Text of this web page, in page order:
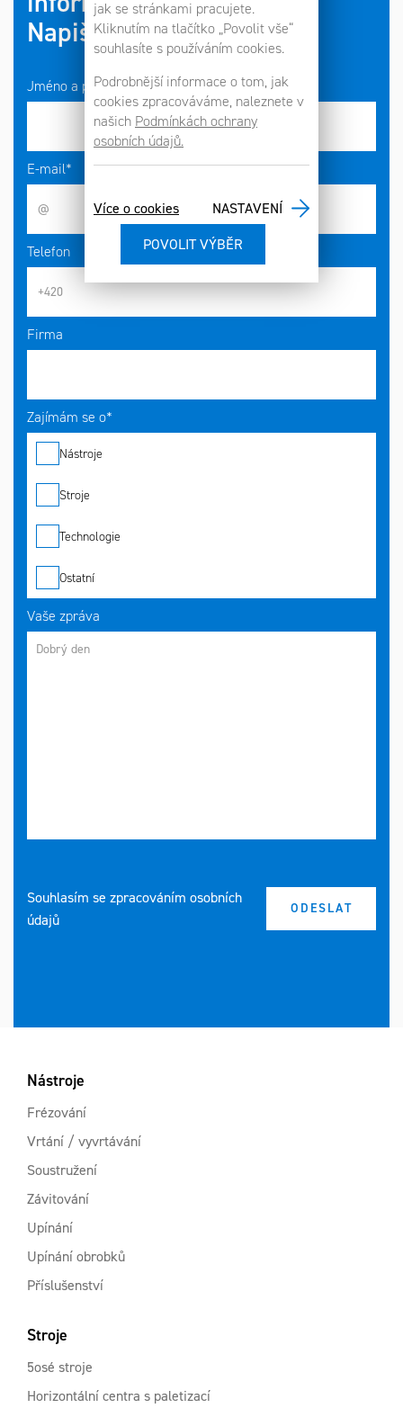
jak se stránkami pracujete.
Kliknutím na tlačítko „Povolit vše“
souhlasíte s používáním cookies.
Podrobnější informace o tom, jak
cookies zpracováváme, naleznete v
našich Podmínkách ochrany
osobních údajů.
Více o cookies NASTAVENÍ
Napište nám!
Jméno a příjmení*
E-mail*
Telefon
Firma
Zajímám se o*
Nástroje
Stroje
Technologie
Ostatní
Vaše zpráva
Souhlasím se zpracováním osobních
údajů
Nástroje
Frézování
Vrtání / vyvrtávání
Soustružení
Závitování
Upínání
Upínání obrobků
Příslušenství
Stroje
5osé stroje
Horizontální centra s paletizací